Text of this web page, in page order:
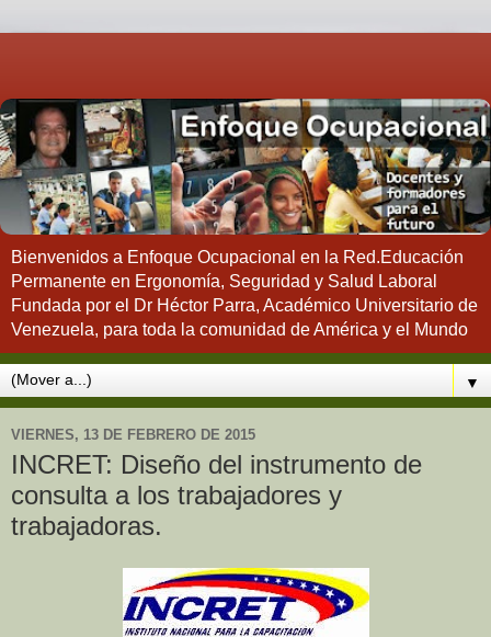
Bienvenidos a Enfoque Ocupacional en la Red.Educación
Permanente en Ergonomía, Seguridad y Salud Laboral
Fundada por el Dr Héctor Parra, Académico Universitario de
Venezuela, para toda la comunidad de América y el Mundo
▼
VIERNES, 13 DE FEBRERO DE 2015
INCRET: Diseño del instrumento de
consulta a los trabajadores y
trabajadoras.